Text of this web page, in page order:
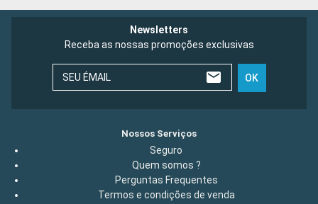
Newsletters
Receba as nossas promoções exclusivas
SEU ÉMAIL OK
Nossos Serviços
Seguro
Quem somos ?
Perguntas Frequentes
Termos e condições de venda